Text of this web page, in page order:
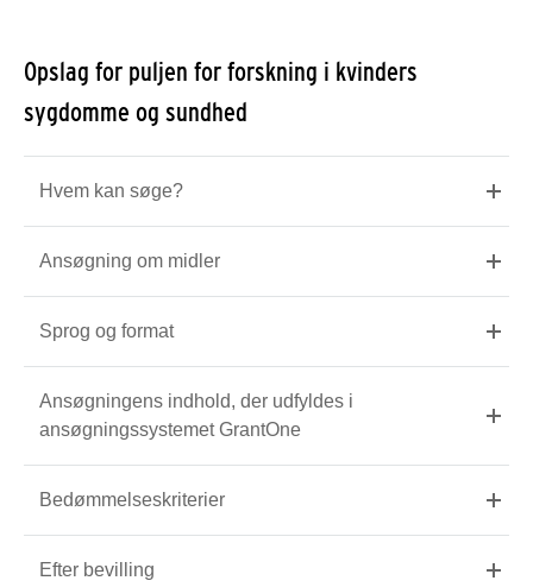
Opslag for puljen for forskning i kvinders
sygdomme og sundhed
Hvem kan søge?
Ansøgning om midler
Sprog og format
Ansøgningens indhold, der udfyldes i
ansøgningssystemet GrantOne
Bedømmelseskriterier
Efter bevilling